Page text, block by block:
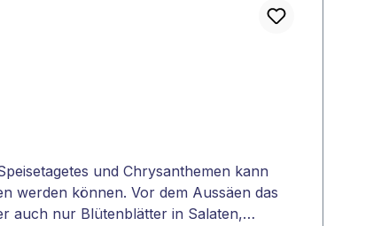
und Chrysanthemen kann
werden können. Vor dem Aussäen das
auch nur Blütenblätter in Salaten,